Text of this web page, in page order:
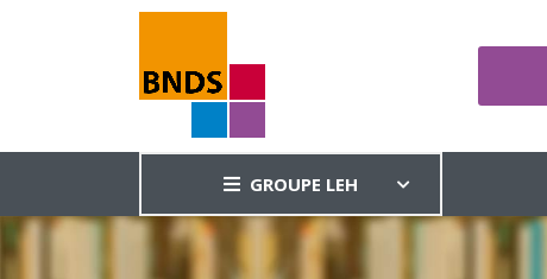
GROUPE LEH